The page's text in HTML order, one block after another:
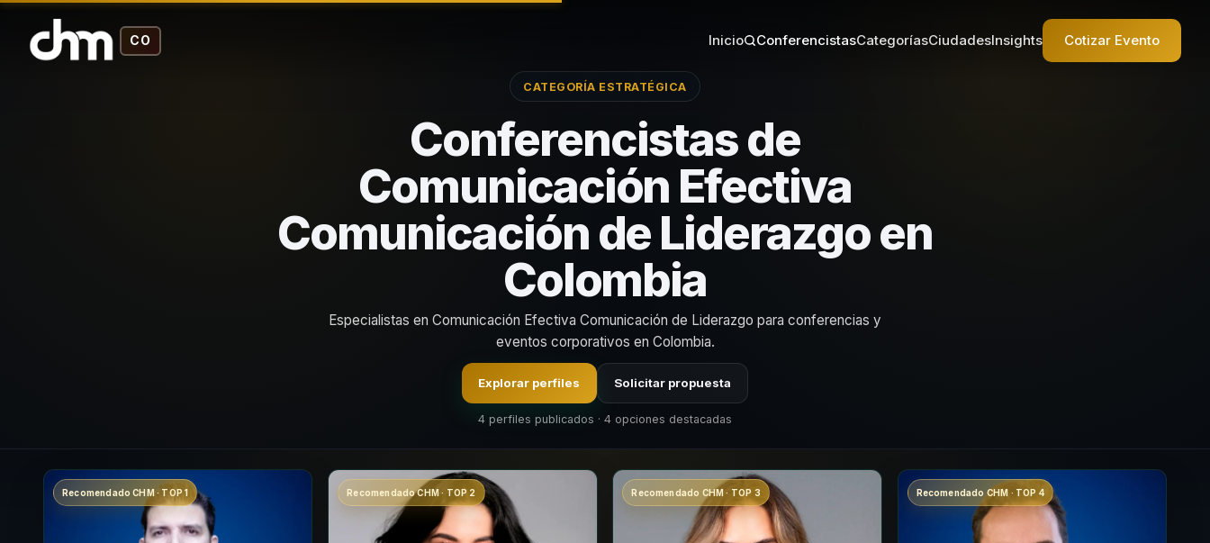
CO Inicio ConferencistasCategoríasCiudadesInsights Cotizar Evento
CATEGORÍA ESTRATÉGICA
Conferencistas de
Comunicación Efectiva
Comunicación de Liderazgo en
Colombia
Especialistas en Comunicación Efectiva Comunicación de Liderazgo para conferencias y
eventos corporativos en Colombia.
Explorar perfiles Solicitar propuesta
4 perfiles publicados · 4 opciones destacadas
Recomendado CHM · TOP 1 Recomendado CHM · TOP 2 Recomendado CHM · TOP 3 Recomendado CHM · TOP 4